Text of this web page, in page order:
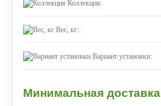
Коллекция:
Вес, кг:
Вариант установки:
Минимальная доставка